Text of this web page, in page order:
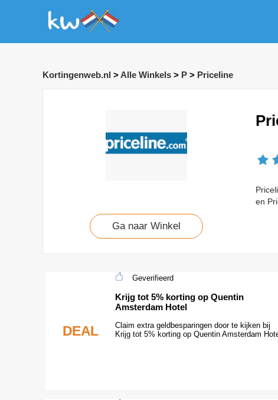
Kortingenweb.nl > Alle Winkels > P > Priceline
Ga naar Winkel
en
DEAL
Geverifieerd
Krijg tot 5% korting op Quentin
Amsterdam Hotel
Claim extra geldbesparingen door te kijken bij
Krijg tot 5% korting op Quentin Amsterdam